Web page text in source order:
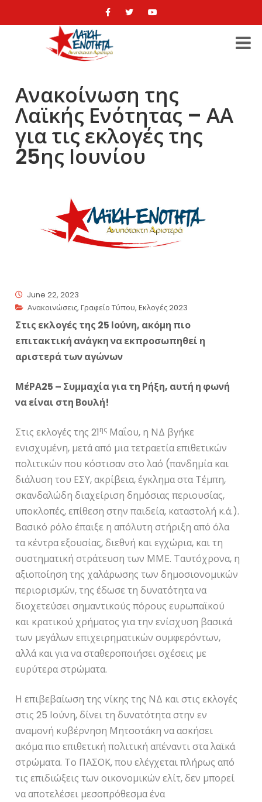
Ανακοίνωση της
Λαϊκής Ενότητας – ΑΑ
για τις εκλογές της
25ης Ιουνίου
June 22, 2023
Ανακοινώσεις,Γραφείο Τύπου,Εκλογές 2023
Στις εκλογές της 25 Ιούνη, ακόμη πιο
επιτακτική ανάγκη να εκπροσωπηθεί η
αριστερά των αγώνων
ΜέΡΑ25 – Συμμαχία για τη Ρήξη, αυτή η φωνή
να είναι στη Βουλή!
Στις εκλογές της 21ης Μαΐου, η ΝΔ βγήκε
ενισχυμένη, μετά από μια τετραετία επιθετικών
πολιτικών που κόστισαν στο λαό (πανδημία και
διάλυση του ΕΣΥ, ακρίβεια, έγκλημα στα Τέμπη,
σκανδαλώδη διαχείριση δημόσιας περιουσίας,
υποκλοπές, επίθεση στην παιδεία, καταστολή κ.ά.).
Βασικό ρόλο έπαιξε η απόλυτη στήριξη από όλα
τα κέντρα εξουσίας, διεθνή και εγχώρια, και τη
συστηματική στράτευση των ΜΜΕ. Ταυτόχρονα, η
αξιοποίηση της χαλάρωσης των δημοσιονομικών
περιορισμών, της έδωσε τη δυνατότητα να
διοχετεύσει σημαντικούς πόρους ευρωπαϊκού
και κρατικού χρήματος για την ενίσχυση βασικά
των μεγάλων επιχειρηματικών συμφερόντων,
αλλά και για να σταθεροποιήσει σχέσεις με
ευρύτερα στρώματα.
Η επιβεβαίωση της νίκης της ΝΔ και στις εκλογές
στις 25 Ιούνη, δίνει τη δυνατότητα στην εν
αναμονή κυβέρνηση Μητσοτάκη να ασκήσει
ακόμα πιο επιθετική πολιτική απέναντι στα λαϊκά
στρώματα. Το ΠΑΣΟΚ, που ελέγχεται πλήρως από
τις επιδιώξεις των οικονομικών ελίτ, δεν μπορεί
να αποτελέσει μεσοπρόθεσμα ένα